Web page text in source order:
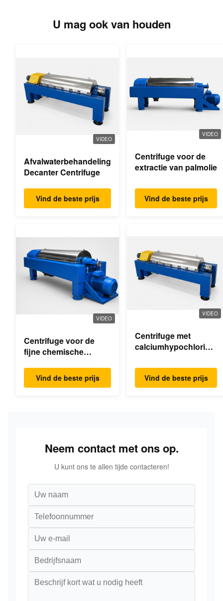
U mag ook van houden
VIDEO
Afvalwaterbehandeling
Decanter Centrifuge
Vind de beste prijs
VIDEO
Centrifuge voor de
extractie van palmolie
Vind de beste prijs
VIDEO
Centrifuge voor de
fijne chemische
Vind de beste prijs
VIDEO
Centrifuge met
calciumhypochloride-
Vind de beste prijs
Neem contact met ons op.
U kunt ons te allen tijde contacteren!